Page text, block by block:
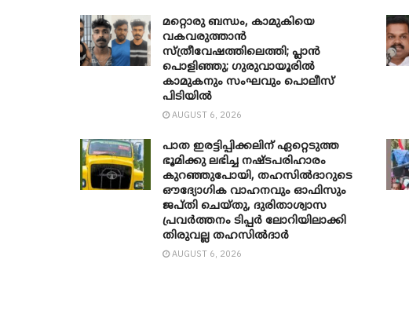
മറ്റൊരു ബന്ധം, കാമുകിയെ
വകവരുത്താൻ
സ്ത്രീവേഷത്തിലെത്തി; പ്ലാൻ
പൊളിഞ്ഞു; ഗുരുവായൂരിൽ
കാമുകനും സംഘവും പൊലീസ്
പിടിയിൽ
AUGUST 6, 2026
പാത ഇരട്ടിപ്പിക്കലിന് ഏറ്റെടുത്ത
ഭൂമിക്കു ലഭിച്ച നഷ്ടപരിഹാരം
കുറഞ്ഞുപോയി, തഹസിൽദാറുടെ
ഔദ്യോ​ഗിക വാഹനവും ഓഫിസും
ജപ്തി ചെയ്തു, ദുരിതാശ്വാസ
പ്രവർത്തനം ടിപ്പർ ലോറിയിലാക്കി
തിരുവല്ല തഹസിൽദാർ
AUGUST 6, 2026